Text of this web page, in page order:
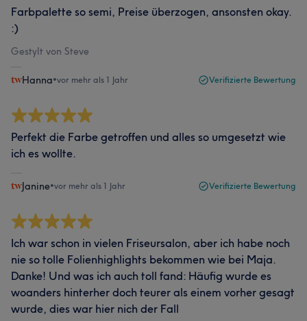
Farbpalette so semi, Preise überzogen, ansonsten okay.
:)
Gestylt von Steve
Hanna•vor mehr als 1 Jahr Verifizierte Bewertung
Perfekt die Farbe getroffen und alles so umgesetzt wie
ich es wollte.
Janine•vor mehr als 1 Jahr Verifizierte Bewertung
Ich war schon in vielen Friseursalon, aber ich habe noch
nie so tolle Folienhighlights bekommen wie bei Maja.
Danke! Und was ich auch toll fand: Häufig wurde es
woanders hinterher doch teurer als einem vorher gesagt
wurde, dies war hier nich der Fall